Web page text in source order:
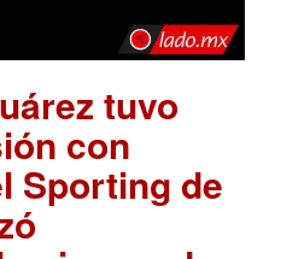
tuvo
con
Sporting de